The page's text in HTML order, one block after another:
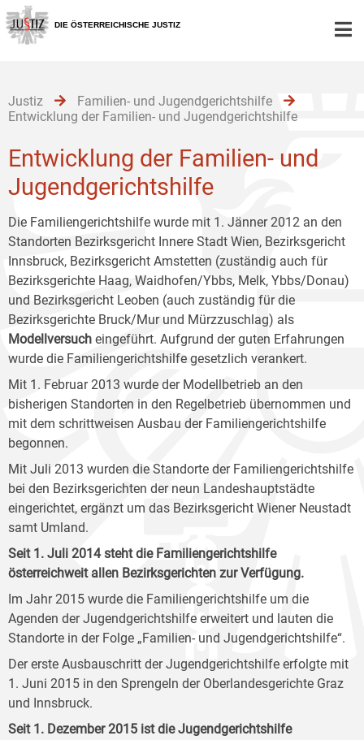
Zur
Hauptnavigation
[1]
Zum
Inhalt
[2]
Zum
Untermenü
[3]
DIE ÖSTERREICHISCHE JUSTIZ
Justiz
Familien- und Jugendgerichtshilfe
Entwicklung der Familien- und Jugendgerichtshilfe
Entwicklung der Familien- und
Jugendgerichtshilfe
Die Familiengerichtshilfe wurde mit 1. Jänner 2012 an den
Standorten Bezirksgericht Innere Stadt Wien, Bezirksgericht
Innsbruck, Bezirksgericht Amstetten (zuständig auch für
Bezirksgerichte Haag, Waidhofen/Ybbs, Melk, Ybbs/Donau)
und Bezirksgericht Leoben (auch zuständig für die
Bezirksgerichte Bruck/Mur und Mürzzuschlag) als
Modellversuch eingeführt. Aufgrund der guten Erfahrungen
wurde die Familiengerichtshilfe gesetzlich verankert.
Mit 1. Februar 2013 wurde der Modellbetrieb an den
bisherigen Standorten in den Regelbetrieb übernommen und
mit dem schrittweisen Ausbau der Familiengerichtshilfe
begonnen.
Mit Juli 2013 wurden die Standorte der Familiengerichtshilfe
bei den Bezirksgerichten der neun Landeshauptstädte
eingerichtet, ergänzt um das Bezirksgericht Wiener Neustadt
samt Umland.
Seit 1. Juli 2014 steht die Familiengerichtshilfe
österreichweit allen Bezirksgerichten zur Verfügung.
Im Jahr 2015 wurde die Familiengerichtshilfe um die
Agenden der Jugendgerichtshilfe erweitert und lauten die
Standorte in der Folge „Familien- und Jugendgerichtshilfe“.
Der erste Ausbauschritt der Jugendgerichtshilfe erfolgte mit
1. Juni 2015 in den Sprengeln der Oberlandesgerichte Graz
und Innsbruck.
Seit 1. Dezember 2015 ist die Jugendgerichtshilfe